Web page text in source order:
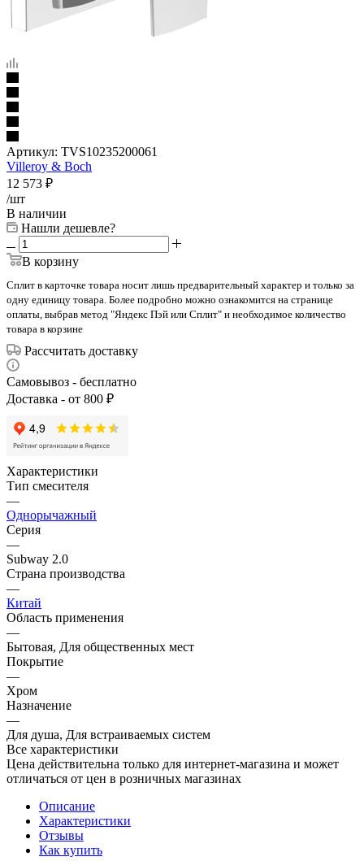
Артикул: TVS10235200061
Villeroy & Boch
12 573 ₽
/шт
В наличии
Нашли дешевле?
В корзину
Сплит в карточке товара носит лишь предварительный характер и только за
одну единицу товара. Более подробно можно ознакомится на странице
оплаты, выбрав метод "Яндекс Пэй или Сплит" и необходимое количество
товара в корзине
Рассчитать доставку
Самовывоз - бесплатно
Доставка - от 800 ₽
Характеристики
Тип смесителя
—
Однорычажный
Серия
—
Subway 2.0
Страна производства
—
Китай
Область применения
—
Бытовая, Для общественных мест
Покрытие
—
Хром
Назначение
—
Для душа, Для встраиваемых систем
Все характеристики
Цена действительна только для интернет-магазина и может
отличаться от цен в розничных магазинах
Описание
Характеристики
Отзывы
Как купить